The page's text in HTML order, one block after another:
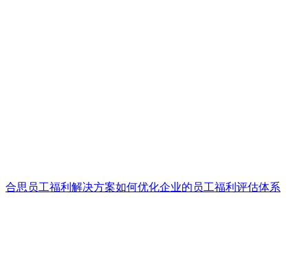
合思员工福利解决方案如何优化企业的员工福利评估体系